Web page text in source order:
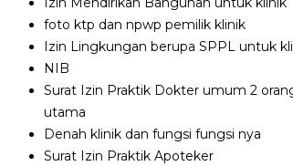
foto ktp dan npwp pemilik klinik
Izin Lingkungan berupa SPPL untuk
NIB
Surat Izin Praktik Dokter umum 2
utama
Denah klinik dan fungsi fungsi nya
Surat Izin Praktik Apoteker